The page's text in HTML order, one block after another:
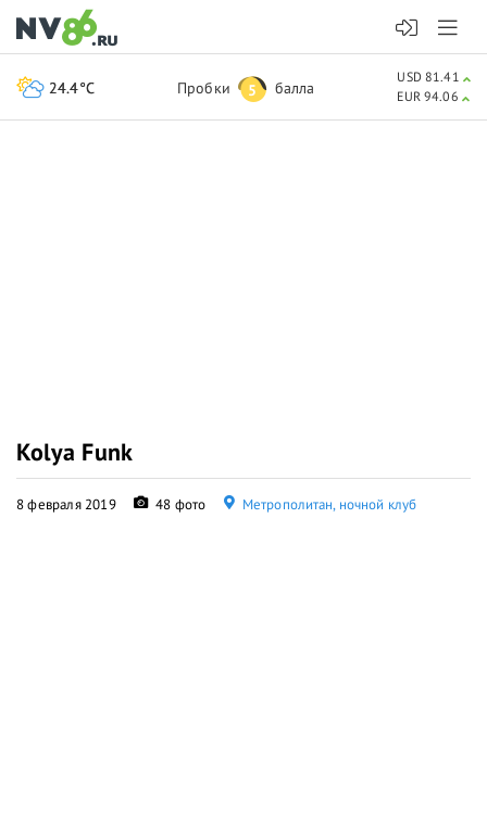
Kolya Funk
8 февраля 2019 48 фото Метрополитан, ночной клуб
24.4°C Пробки 5 балла
USD 81.41
EUR 94.06